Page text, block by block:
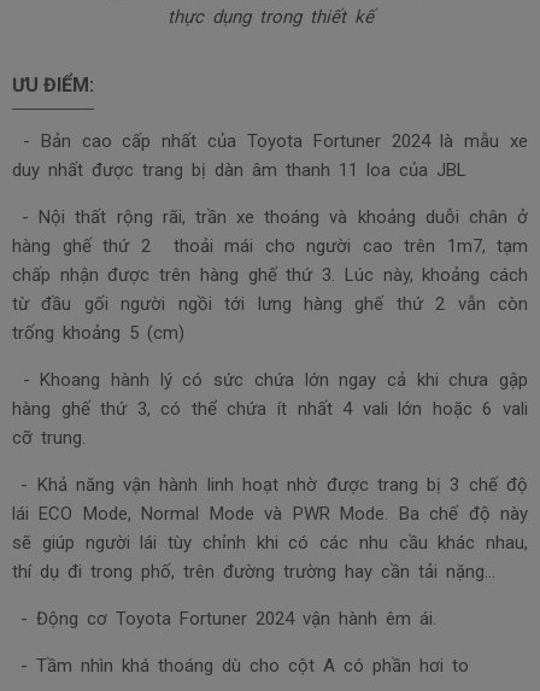
thực dụng trong thiết kế
ƯU ĐIỂM:
- Bản cao cấp nhất của Toyota Fortuner 2024 là mẫu xe
duy nhất được trang bị dàn âm thanh 11 loa của JBL
- Nội thất rộng rãi, trần xe thoáng và khoảng duỗi chân ở
hàng ghế thứ 2 thoải mái cho người cao trên 1m7, tạm
chấp nhận được trên hàng ghế thứ 3. Lúc này, khoảng cách
từ đầu gối người ngồi tới lưng hàng ghế thứ 2 vẫn còn
trống khoảng 5 (cm)
- Khoang hành lý có sức chứa lớn ngay cả khi chưa gập
hàng ghế thứ 3, có thể chứa ít nhất 4 vali lớn hoặc 6 vali
cỡ trung.
- Khả năng vận hành linh hoạt nhờ được trang bị 3 chế độ
lái ECO Mode, Normal Mode và PWR Mode. Ba chế độ này
sẽ giúp người lái tùy chỉnh khi có các nhu cầu khác nhau,
thí dụ đi trong phố, trên đường trường hay cần tải nặng…
- Động cơ Toyota Fortuner 2024vận hành êm ái.
- Tầm nhìn khá thoáng dù cho cột A có phần hơi to